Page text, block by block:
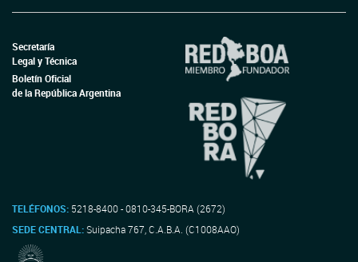
Secretaría
Legal y Técnica
Boletín Oficial
de la República Argentina
TELÉFONOS: 5218-8400 - 0810-345-BORA (2672)
SEDE CENTRAL:Suipacha 767, C.A.B.A. (C1008AAO)